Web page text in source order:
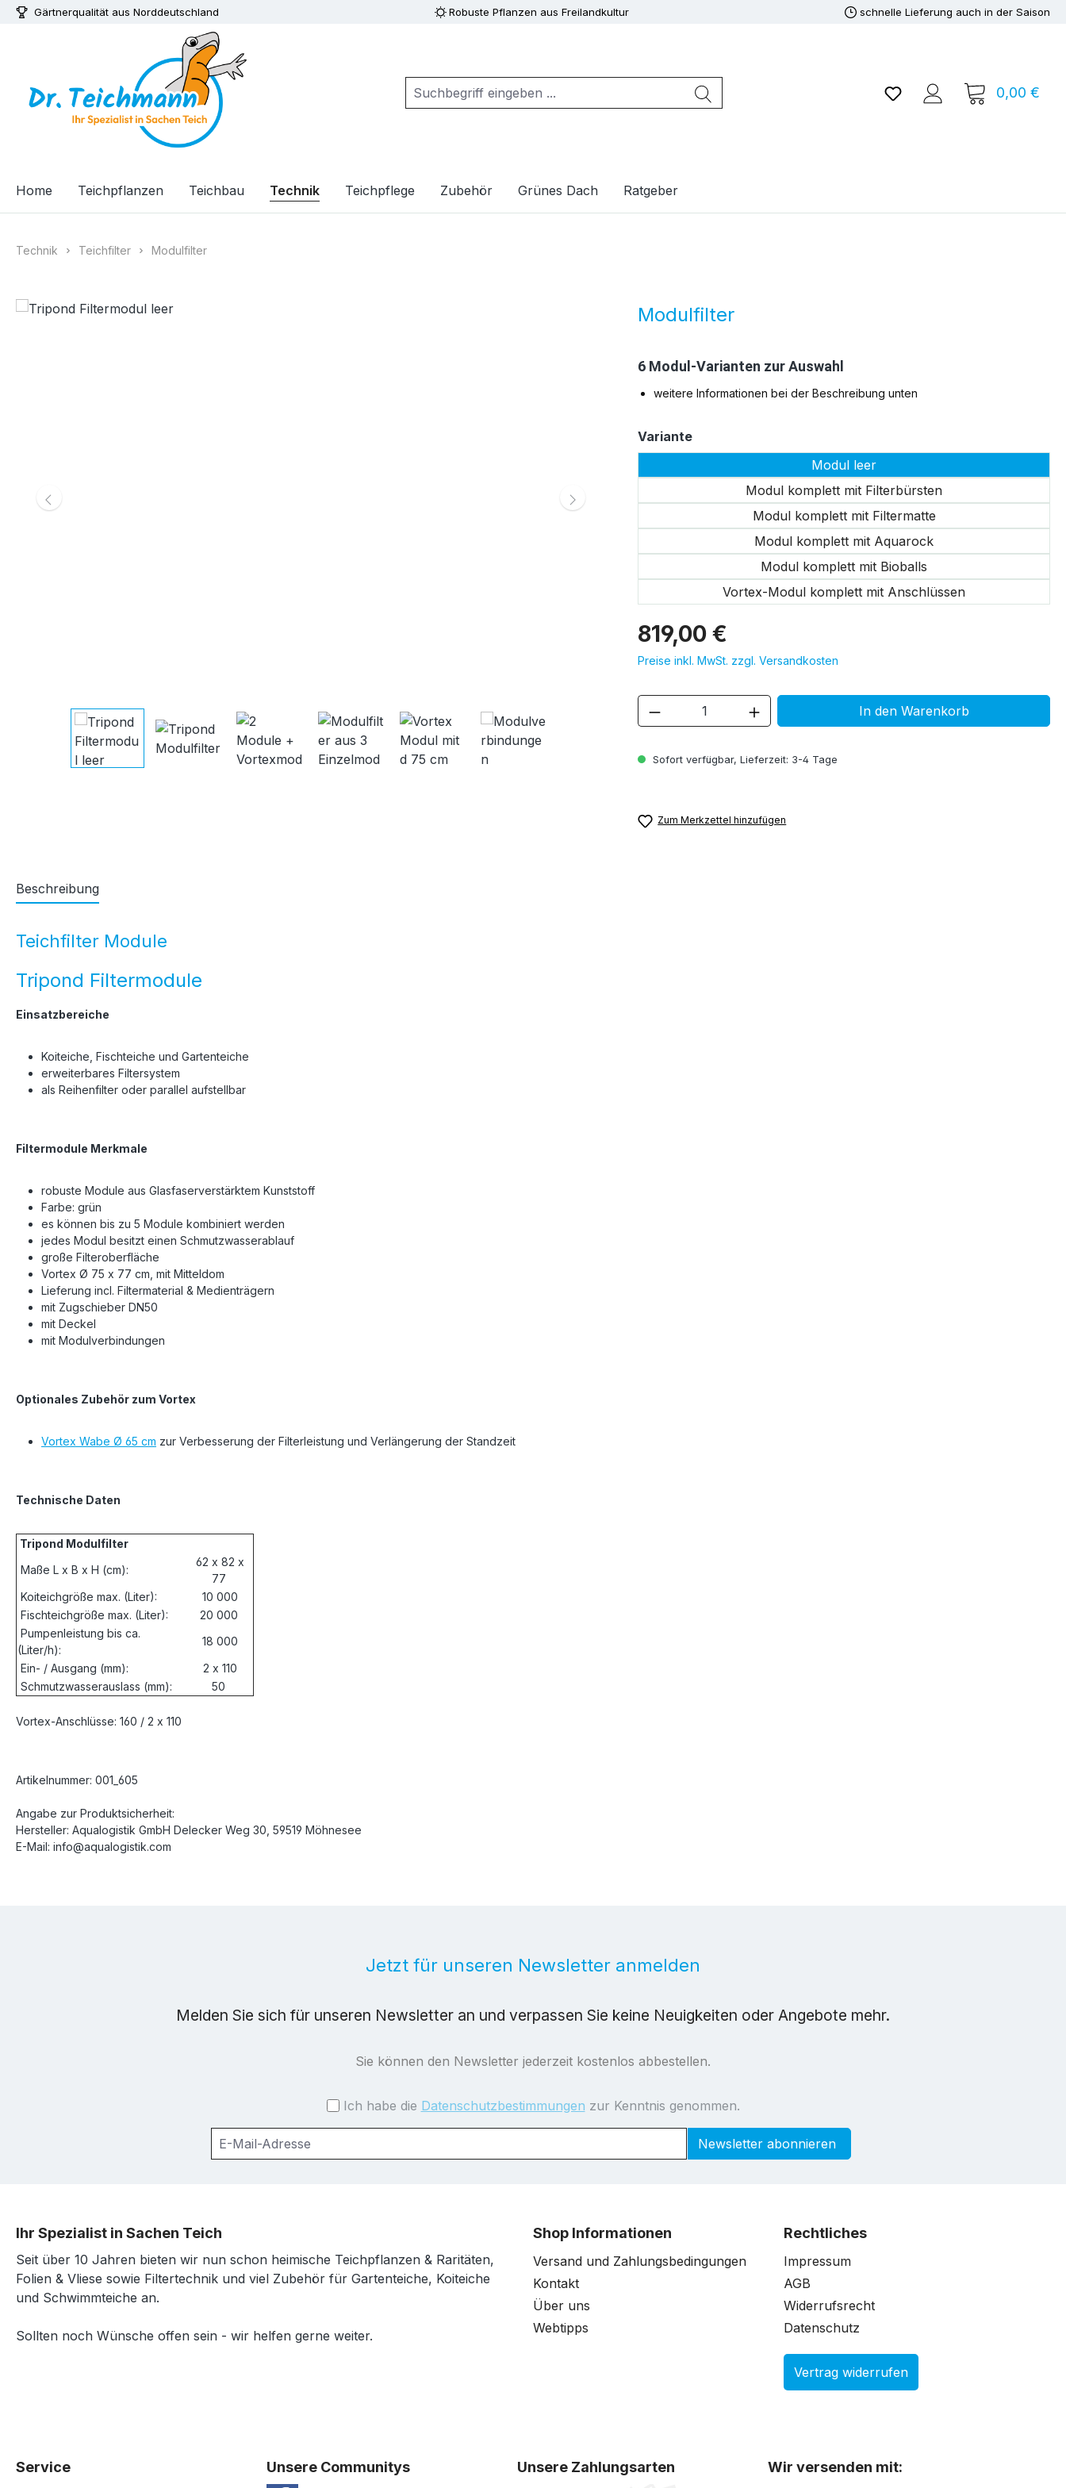
Hauptinhalt springen
Zur Suche springen
Zur Hauptnavigation springen
Gärtnerqualität aus Norddeutschland Robuste Pflanzen aus Freilandkultur schnelle Lieferung auch in der Saison
Du hast 0 Produkte auf
0,00 €
Home Teichpflanzen Teichbau Technik Teichpflege Zubehör Grünes Dach Ratgeber
Technik Teichfilter Modulfilter
Bildergalerie überspringen Modulfilter
6 Modul-Varianten zur Auswahl
weitere Informationen bei der Beschreibung unten
819,00 €
Preise inkl. MwSt. zzgl. Versandkosten
Sofort verfügbar, Lieferzeit: 3-4 Tage
Varianteauswählen
Modul leer
Modul komplett mit Filterbürsten
Modul komplett mit Filtermatte
Modul komplett mit Aquarock
Modul komplett mit Bioballs
Vortex-Modul komplett mit Anschlüssen
Produkt Anzahl: Gib den gewünschten Wert
In den Warenkorb
Zum Merkzettel hinzufügen
Beschreibung
Teichfilter Module
Tripond Filtermodule
Einsatzbereiche
Koiteiche, Fischteiche und Gartenteiche
erweiterbares Filtersystem
als Reihenfilter oder parallel aufstellbar
Filtermodule Merkmale
robuste Module aus Glasfaserverstärktem Kunststoff
Farbe: grün
es können bis zu 5 Module kombiniert werden
jedes Modul besitzt einen Schmutzwasserablauf
große Filteroberfläche
Vortex Ø 75 x 77 cm, mit Mitteldom
Lieferung incl. Filtermaterial & Medienträgern
mit Zugschieber DN50
mit Deckel
mit Modulverbindungen
Optionales Zubehör zum Vortex
Vortex Wabe Ø 65 cm zur Verbesserung der Filterleistung und Verlängerung der Standzeit
Technische Daten
Tripond Modulfilter
Maße L x B x H (cm):
62 x 82 x
77
Koiteichgröße max. (Liter):
10 000
Fischteichgröße max. (Liter):
20 000
Pumpenleistung bis ca.
(Liter/h):
18 000
Ein- / Ausgang (mm):
2 x 110
Schmutzwasserauslass (mm):
50
Vortex-Anschlüsse: 160 / 2 x 110
Artikelnummer: 001_605
Angabe zur Produktsicherheit:
Hersteller: Aqualogistik GmbH Delecker Weg 30, 59519 Möhnesee
E-Mail: info@aqualogistik.com
Jetzt für unseren Newsletter anmelden
Melden Sie sich für unseren Newsletter an und verpassen Sie keine Neuigkeiten oder Angebote mehr.
Sie können den Newsletter jederzeit kostenlos abbestellen.
Ich habe die Datenschutzbestimmungen zur Kenntnis genommen.
Newsletter abonnieren
Ihr Spezialist in Sachen Teich
Seit über 10 Jahren bieten wir nun schon heimische Teichpflanzen & Raritäten,
Folien & Vliese sowie Filtertechnik und viel Zubehör für Gartenteiche, Koiteiche
und Schwimmteiche an.
Sollten noch Wünsche offen sein - wir helfen gerne weiter.
Shop Informationen
Versand und Zahlungsbedingungen
Kontakt
Über uns
Webtipps
Rechtliches
Impressum
AGB
Widerrufsrecht
Datenschutz
Vertrag widerrufen
Service Unsere Communitys Unsere Zahlungsarten Wir versenden mit: